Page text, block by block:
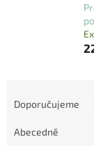
Doporučujeme
Abecedně